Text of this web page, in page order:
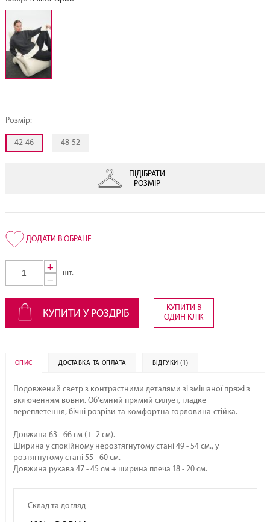
Розмір:
42-46 48-52
ПІДІБРАТИ
РОЗМІР
+
−
шт.
КУПИТИ У РОЗДРІБ
КУПИТИ В
ОДИН КЛІК
ОПИС ДОСТАВКА ТА ОПЛАТА ВІДГУКИ (1)
Подовжений светр з контрастними деталями зі змішаної пряжі з
включенням вовни. Об'ємний прямий силует, гладке
переплетення, бічні розрізи та комфортна горловина-стійка.
Довжина 63 - 66 см (+- 2 см).
Ширина у спокійному нерозтягнутому стані 49 - 54 см., у
розтягнутому стані 55 - 60 см.
Довжина рукава 47 - 45 см + ширина плеча 18 - 20 см.
Склад та догляд